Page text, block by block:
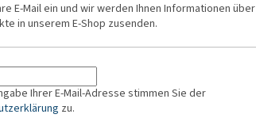
E-Mail ein und wir werden Ihnen Informationen über
in unserem E-Shop zusenden.
Ihrer E-Mail-Adresse stimmen Sie der
zu.